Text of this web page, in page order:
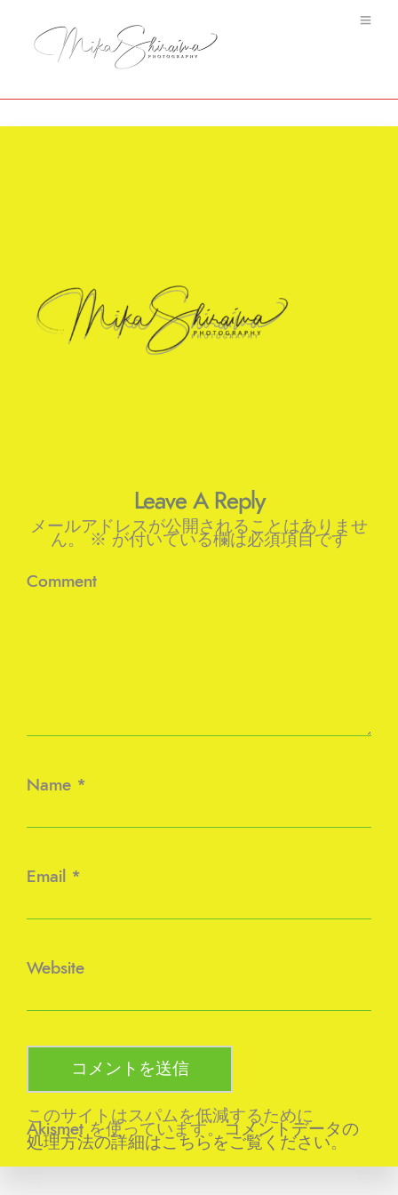
Leave A Reply
メールアドレスが公開されることはありませ
ん。 ※ が付いている欄は必須項目です
Comment
Name *
Email *
Website
このサイトはスパムを低減するために
Akismet を使っています。 コメントデータの
処理方法の詳細はこちらをご覧ください。